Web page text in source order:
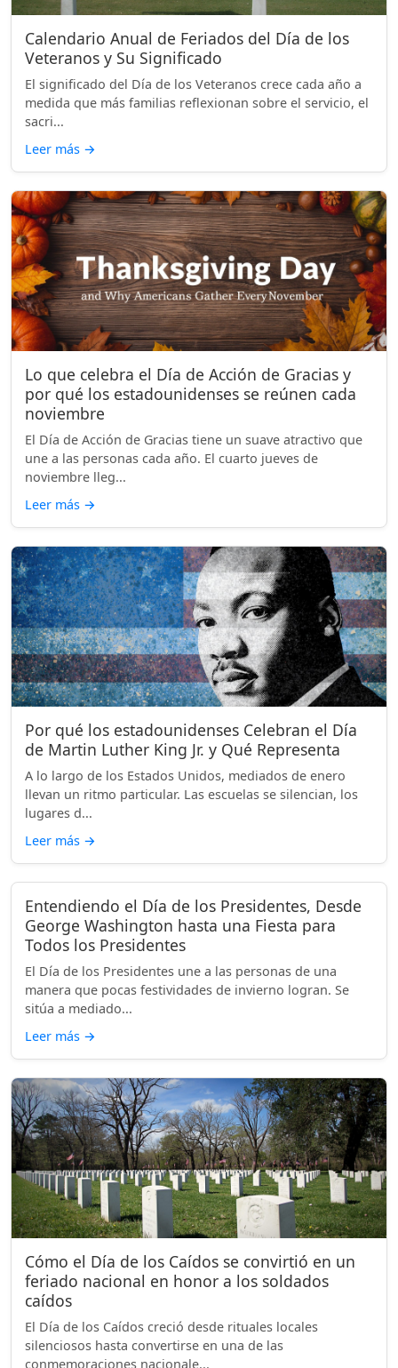
Calendario Anual de Feriados del Día de los
Veteranos y Su Significado
El significado del Día de los Veteranos crece cada año a
medida que más familias reflexionan sobre el servicio, el
sacri...
Leer más →
Lo que celebra el Día de Acción de Gracias y
por qué los estadounidenses se reúnen cada
noviembre
El Día de Acción de Gracias tiene un suave atractivo que
une a las personas cada año. El cuarto jueves de
noviembre lleg...
Leer más →
Por qué los estadounidenses Celebran el Día
de Martin Luther King Jr. y Qué Representa
A lo largo de los Estados Unidos, mediados de enero
llevan un ritmo particular. Las escuelas se silencian, los
lugares d...
Leer más →
Entendiendo el Día de los Presidentes, Desde
George Washington hasta una Fiesta para
Todos los Presidentes
El Día de los Presidentes une a las personas de una
manera que pocas festividades de invierno logran. Se
sitúa a mediado...
Leer más →
Cómo el Día de los Caídos se convirtió en un
feriado nacional en honor a los soldados
caídos
El Día de los Caídos creció desde rituales locales
silenciosos hasta convertirse en una de las
conmemoraciones nacionale...